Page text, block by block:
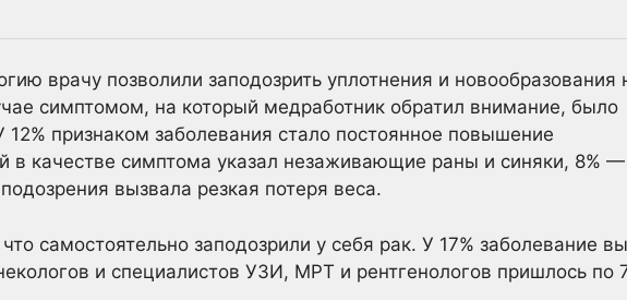
врачу позволили заподозрить уплотнения и новообразования
симптомом, на который медработник обратил внимание, было
признаком заболевания стало постоянное повышение
в качестве симптома указал незаживающие раны и синяки, 8% —
вызвала резкая потеря веса.
самостоятельно заподозрили у себя рак. У 17% заболевание
и специалистов УЗИ, МРТ и рентгенологов пришлось по